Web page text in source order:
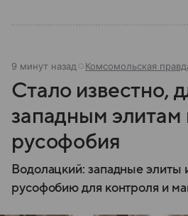
9 минут назад Комсомольская
Стало известно,
западным элитам
русофобия
Водолацкий: западные элиты
русофобию для контроля и